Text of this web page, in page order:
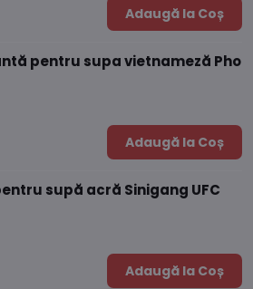
Adaugă la Coș
pentru supa vietnameză Pho
Adaugă la Coș
supă acră Sinigang UFC
Adaugă la Coș